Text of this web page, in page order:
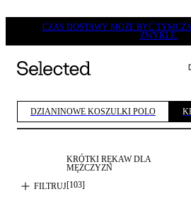
CZAS DOSTAWY MOŻE BYĆ
ZWYKLE.
DZIANINOWE KOSZULKI POLO
FILTRUJ
KRÓTKI RĘKAW DLA
MĘŻCZYZN
[103]
NEW